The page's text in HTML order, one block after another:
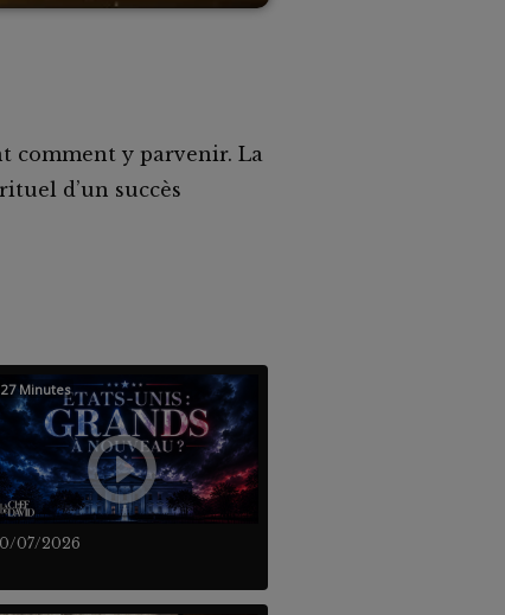
comment y parvenir. La
d’un succès
07/2026
27 Minutes